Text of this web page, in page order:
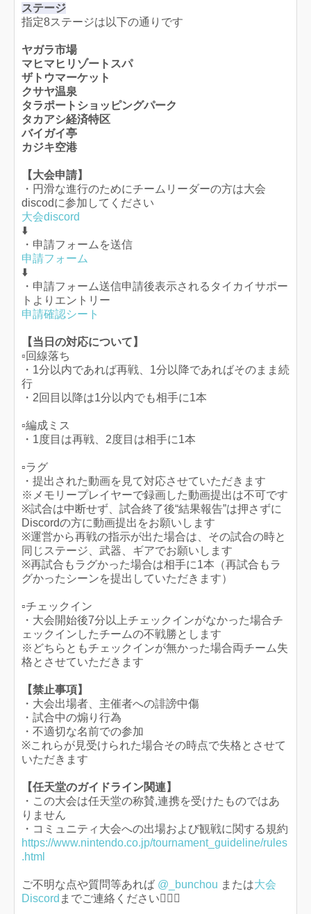
ステージ
指定8ステージは以下の通りです
ヤガラ市場
マヒマヒリゾートスパ
ザトウマーケット
クサヤ温泉
タラポートショッピングパーク
タカアシ経済特区
バイガイ亭
カジキ空港
【大会申請】
・円滑な進行のためにチームリーダーの方は大会
discodに参加してください
大会discord
⬇️
・申請フォームを送信
申請フォーム
⬇️
・申請フォーム送信申請後表示されるタイカイサポー
トよりエントリー
申請確認シート
【当日の対応について】
▫回線落ち
・1分以内であれば再戦、1分以降であればそのまま続
行
・2回目以降は1分以内でも相手に1本
▫編成ミス
・1度目は再戦、2度目は相手に1本
▫ラグ
・提出された動画を見て対応させていただきます
※メモリープレイヤーで録画した動画提出は不可です
※試合は中断せず、試合終了後“結果報告”は押さずに
Discordの方に動画提出をお願いします
※運営から再戦の指示が出た場合は、その試合の時と
同じステージ、武器、ギアでお願いします
※再試合もラグかった場合は相手に1本（再試合もラ
グかったシーンを提出していただきます）
▫チェックイン
・大会開始後7分以上チェックインがなかった場合チ
ェックインしたチームの不戦勝とします
※どちらともチェックインが無かった場合両チーム失
格とさせていただきます
【禁止事項】
・大会出場者、主催者への誹謗中傷
・試合中の煽り行為
・不適切な名前での参加
※これらが見受けられた場合その時点で失格とさせて
いただきます
【任天堂のガイドライン関連】
・この大会は任天堂の称賛,連携を受けたものではあ
りません
・コミュニティ大会への出場および観戦に関する規約
https://www.nintendo.co.jp/tournament_guideline/rules
.html
ご不明な点や質問等あれば @_bunchou または大会
Discord までご連絡ください🙇🏻‍♀️